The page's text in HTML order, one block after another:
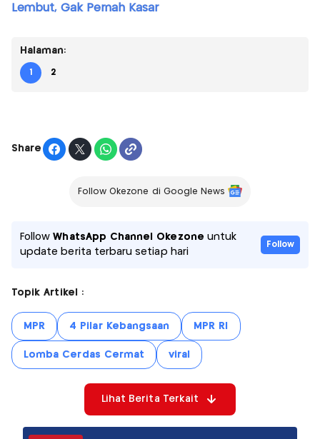
Lembut, Gak Pernah Kasar
Halaman:
1 2
Share
Follow Okezone di Google News
FollowWhatsApp Channel Okezone untuk
update berita terbaru setiap hari
Follow
Topik Artikel :
MPR 4 Pilar Kebangsaan MPR RI
Lomba Cerdas Cermat viral
Lihat Berita Terkait